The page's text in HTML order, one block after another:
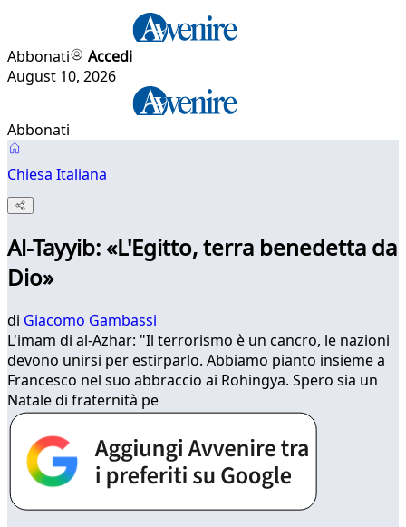
Abbonati
Accedi
August 10, 2026
Abbonati
Chiesa Italiana
Al-Tayyib: «L'Egitto, terra benedetta da
Dio»
di Giacomo Gambassi
L'imam di al-Azhar: "Il terrorismo è un cancro, le nazioni
devono unirsi per estirparlo. Abbiamo pianto insieme a
Francesco nel suo abbraccio ai Rohingya. Spero sia un
Natale di fraternità pe